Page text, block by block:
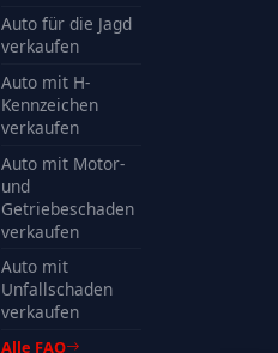
Auto für die Jagd
verkaufen
Auto mit H-
Kennzeichen
verkaufen
Auto mit Motor-
und
Getriebeschaden
verkaufen
Auto mit
Unfallschaden
verkaufen
Alle FAQ